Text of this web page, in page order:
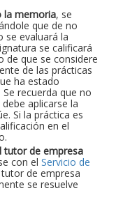
la memoria, se
que de no
se evaluará la
se calificará
de que se considere
de las prácticas
ha estado
recuerda que no
aplicarse la
Si la práctica es
en el
tutor de empresa
con el Servicio de
de empresa
se resuelve